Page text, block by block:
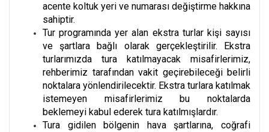
acente koltuk yeri ve numarası değiştirme hakkına
sahiptir.
Tur programında yer alan ekstra turlar kişi sayısı
ve şartlara bağlı olarak gerçekleştirilir. Ekstra
turlarımızda tura katılmayacak misafirlerimiz,
rehberimiz tarafından vakit geçirebileceği belirli
noktalara yönlendirilecektir. Ekstra turlara katılmak
istemeyen misafirlerimiz bu noktalarda
beklemeyi kabul ederek tura katılmışlardır.
Tura gidilen bölgenin hava şartlarına, coğrafi